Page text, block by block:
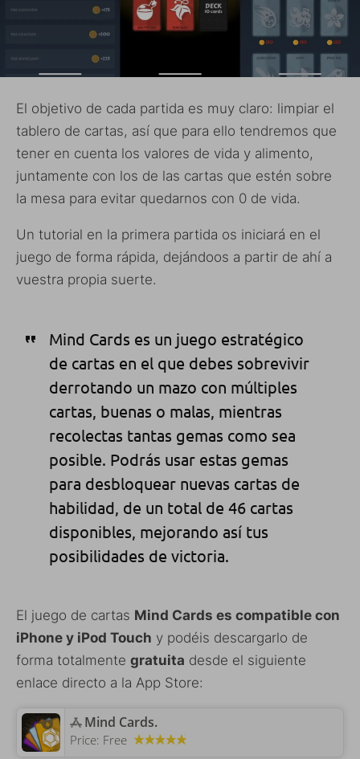
El objetivo de cada partida es muy claro: limpiar el
tablero de cartas, así que para ello tendremos que
tener en cuenta los valores de vida y alimento,
juntamente con los de las cartas que estén sobre
la mesa para evitar quedarnos con 0 de vida.
Un tutorial en la primera partida os iniciará en el
juego de forma rápida, dejándoos a partir de ahí a
vuestra propia suerte.
Mind Cards es un juego estratégico
de cartas en el que debes sobrevivir
derrotando un mazo con múltiples
cartas, buenas o malas, mientras
recolectas tantas gemas como sea
posible. Podrás usar estas gemas
para desbloquear nuevas cartas de
habilidad, de un total de 46 cartas
disponibles, mejorando así tus
posibilidades de victoria.
El juego de cartas Mind Cards es compatible con
iPhone y iPod Touch y podéis descargarlo de
forma totalmente gratuita desde el siguiente
enlace directo a la App Store:
‎Mind Cards.
Price: Free